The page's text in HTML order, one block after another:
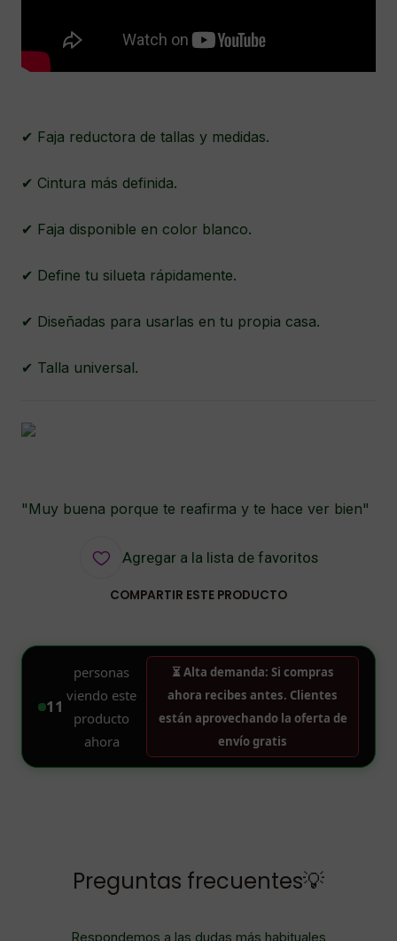
✔ Faja reductora de tallas y medidas.
✔ Cintura más definida.
✔ Faja disponible en color blanco.
✔ Define tu silueta rápidamente.
✔ Diseñadas para usarlas en tu propia casa.
✔ Talla universal.
"Muy buena porque te reafirma y te hace ver bien"
Agregar a la lista de favoritos
COMPARTIR ESTE PRODUCTO
Preguntas frecuentes💡
Respondemos a las dudas más habituales